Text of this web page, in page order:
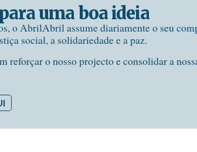
uma boa ideia
o AbrilAbril assume diariamente o seu
social, a solidariedade e a paz.
reforçar o nosso projecto e consolidar a